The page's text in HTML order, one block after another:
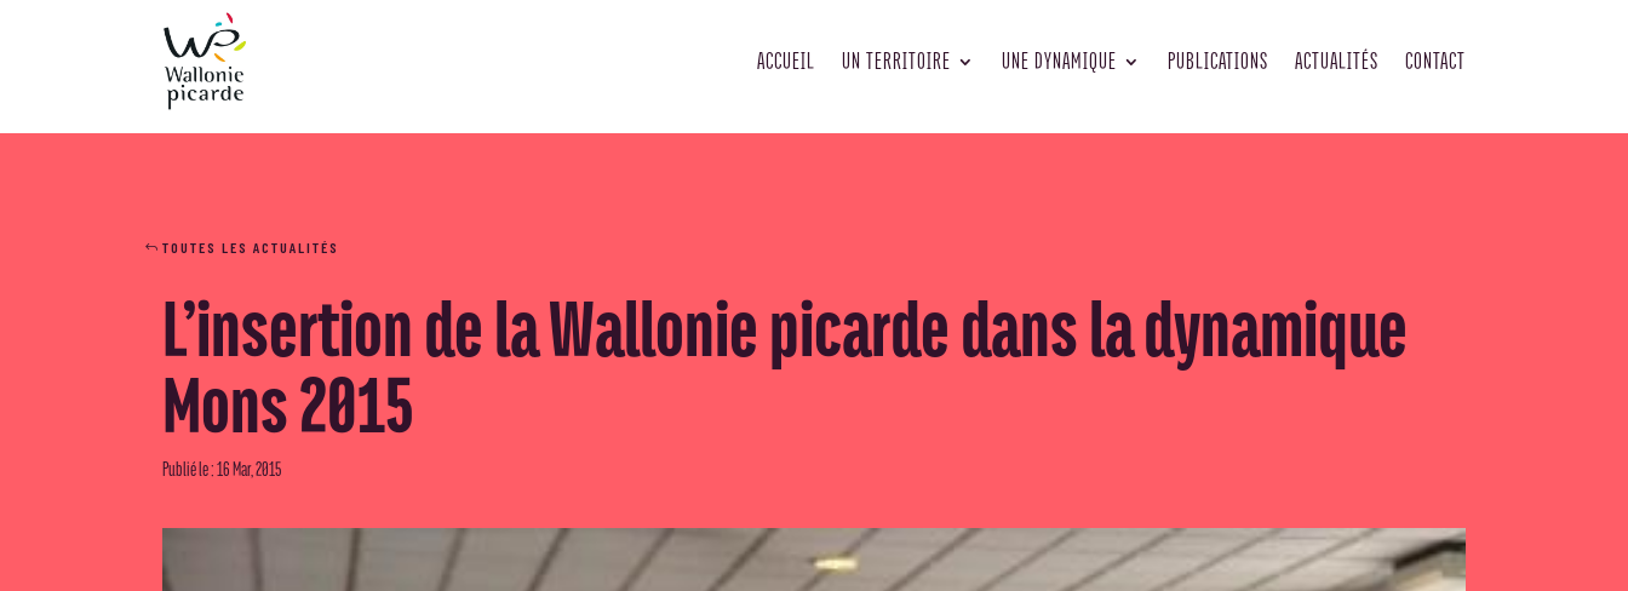
ACCUEIL UN TERRITOIRE UNE DYNAMIQUE PUBLICATIONS ACTUALITÉS CONTACT
TOUTES LES ACTUALITÉS
L’insertion de la Wallonie picarde dans la dynamique
Mons 2015
Publié le : 16 Mar, 2015